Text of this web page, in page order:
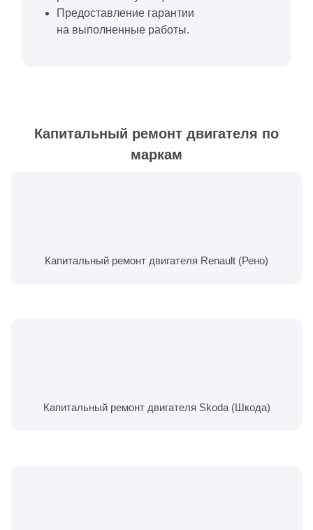
Предоставление гарантии
на выполненные работы.
Капитальный ремонт двигателя по
маркам
Капитальный ремонт двигателя Renault (Рено)
Капитальный ремонт двигателя Skoda (Шкода)